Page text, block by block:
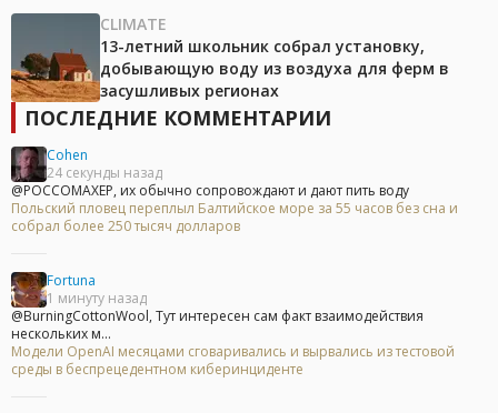
CLIMATE
13-летний школьник собрал установку,
добывающую воду из воздуха для ферм в
засушливых регионах
ПОСЛЕДНИЕ КОММЕНТАРИИ
Cohen
24 секунды назад
@POCCOMAXEP, их обычно сопровождают и дают пить воду
Польский пловец переплыл Балтийское море за 55 часов без сна и
собрал более 250 тысяч долларов
Fortuna
1 минуту назад
@BurningCottonWool, Тут интересен сам факт взаимодействия
нескольких м...
Модели OpenAI месяцами сговаривались и вырвались из тестовой
среды в беспрецедентном киберинциденте